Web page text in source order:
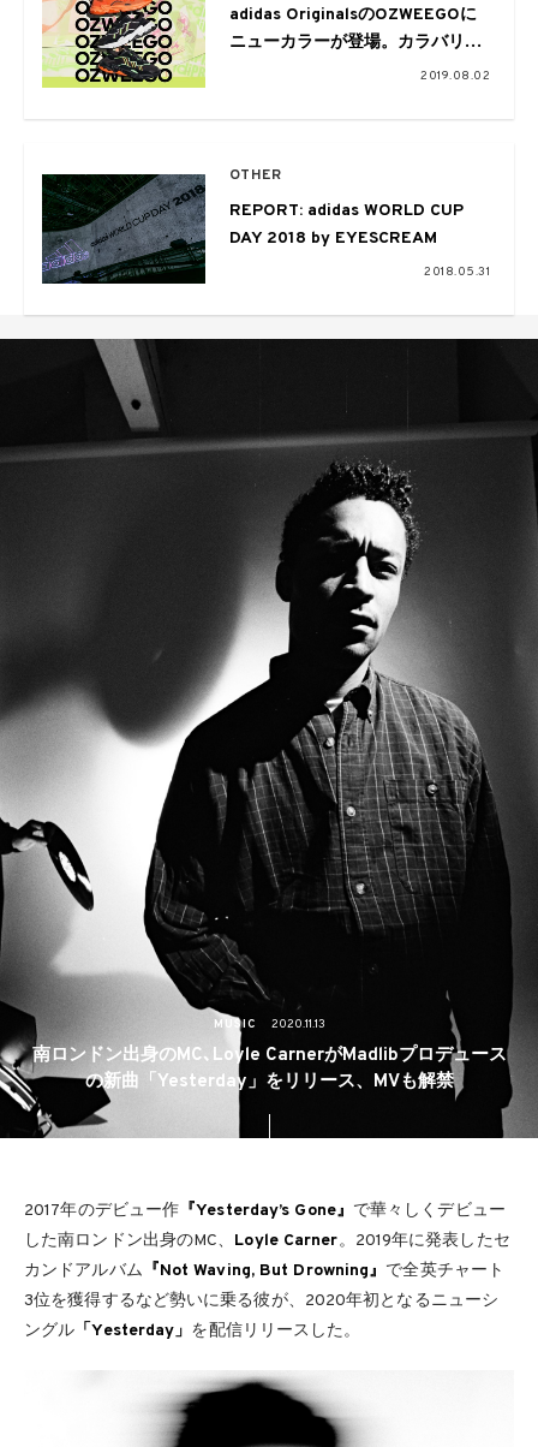
adidas OriginalsのOZWEEGOに
ニューカラーが登場。カラバリ豊
2019.08.02
OTHER
REPORT: adidas WORLD CUP
DAY 2018 by EYESCREAM
2018.05.31
MUSIC 2020.11.13
南ロンドン出身のMC､Loyle CarnerがMadlibプロデュース
の新曲「Yesterday」をリリース、MVも解禁
2017年のデビュー作 『Yesterday’s Gone』 で華々しくデビュー
した南ロンドン出身のMC、 Loyle Carner。2019年に発表したセ
カンドアルバム 『Not Waving, But Drowning』 で全英チャート
3位を獲得するなど勢いに乗る彼が、2020年初となるニューシ
ングル 「Yesterday」 を配信リリースした。